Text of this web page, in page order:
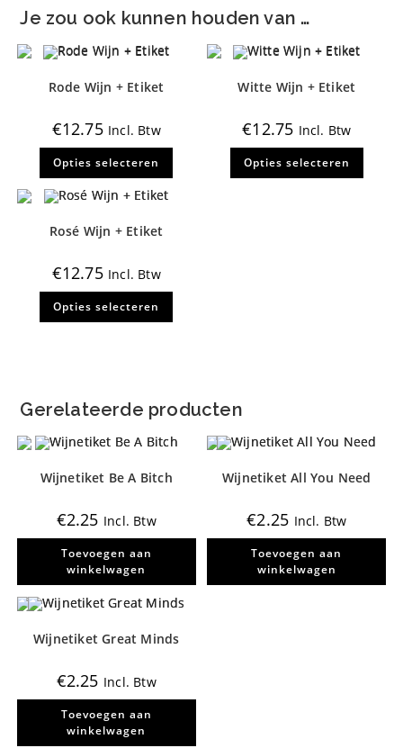
Je zou ook kunnen houden van …
Rode Wijn + Etiket
€12.75 Incl. Btw
Opties selecteren
Dit
heeft
de
Witte Wijn + Etiket
€12.75 Incl. Btw
Opties selecteren
Dit
heeft
Rosé Wijn + Etiket
€12.75 Incl. Btw
Opties selecteren
Dit
heeft
worden
de
productpagina
Gerelateerde producten
Wijnetiket Be A Bitch
€2.25 Incl. Btw
Toevoegen aan
winkelwagen
Wijnetiket All You Need
€2.25 Incl. Btw
Toevoegen aan
winkelwagen
Wijnetiket Great Minds
€2.25 Incl. Btw
Toevoegen aan
winkelwagen